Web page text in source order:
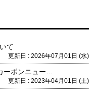
て
更新日 : 2026年07月01日 (水)
更新日 : 2023年04月01日 (土)